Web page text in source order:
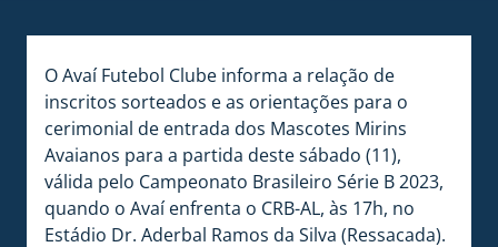
O Avaí Futebol Clube informa a relação de
inscritos sorteados e as orientações para o
cerimonial de entrada dos Mascotes Mirins
Avaianos para a partida deste sábado (11),
válida pelo Campeonato Brasileiro Série B 2023,
quando o Avaí enfrenta o CRB-AL, às 17h, no
Estádio Dr. Aderbal Ramos da Silva (Ressacada).